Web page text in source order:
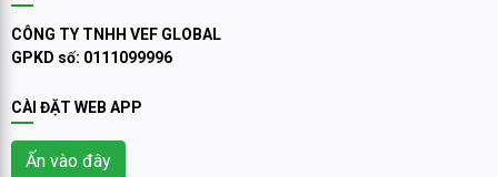
CÔNG TY TNHH VEF GLOBAL
GPKD số: 0111099996
CÀI ĐẶT WEB APP
Ấn vào đây